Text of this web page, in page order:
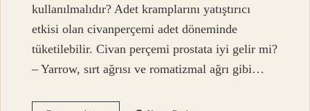
kullanılmalıdır? Adet kramplarını yatıştırıcı
etkisi olan civanperçemi adet döneminde
tüketilebilir. Civan perçemi prostata iyi gelir mi?
– Yarrow, sırt ağrısı ve romatizmal ağrı gibi…